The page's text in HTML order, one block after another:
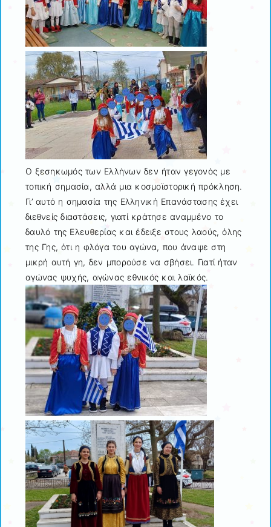
Ο ξεσηκωμός των Ελλήνων δεν ήταν γεγονός με
τοπική σημασία, αλλά μια κοσμοϊστορική πρόκληση.
Γι’ αυτό η σημασία της Ελληνική Επανάστασης έχει
διεθνείς διαστάσεις, γιατί κράτησε αναμμένο το
δαυλό της Ελευθερίας και έδειξε στους λαούς, όλης
της Γης, ότι η φλόγα του αγώνα, που άναψε στη
μικρή αυτή γη, δεν μπορούσε να σβήσει. Γιατί ήταν
αγώνας ψυχής, αγώνας εθνικός και λαϊκός.